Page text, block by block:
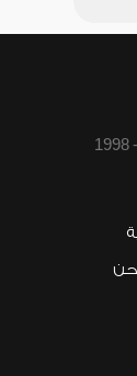
جميع الحقوق محفوظة © 2026 - 1998